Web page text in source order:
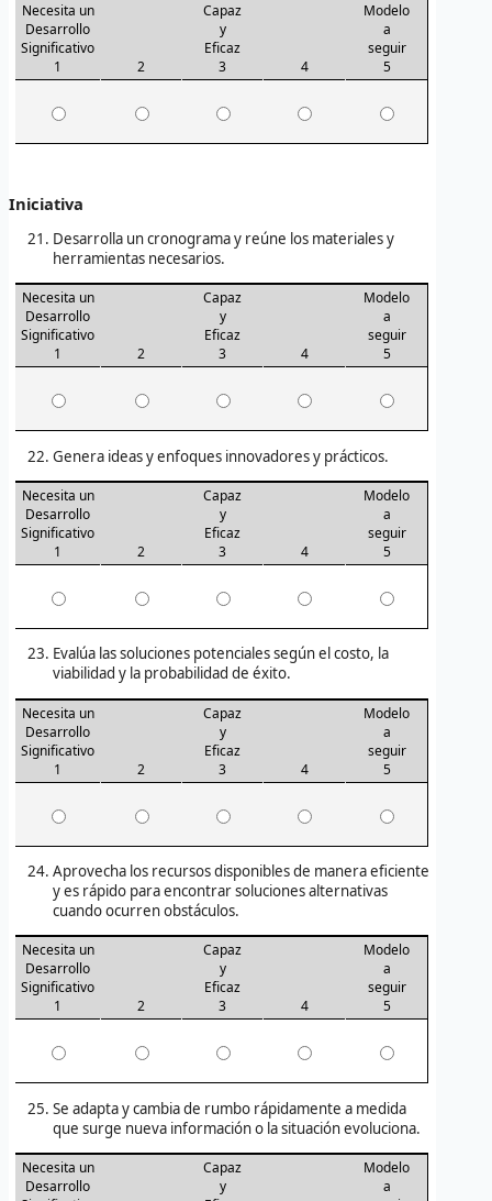
Necesita un
Desarrollo
Significativo
1
2
Capaz
y
Eficaz
3
4
Modelo
a
seguir
5
Iniciativa
Desarrolla un cronograma y reúne los materiales y
herramientas necesarios.
Necesita un
Desarrollo
Significativo
1
2
Capaz
y
Eficaz
3
4
Modelo
a
seguir
5
Genera ideas y enfoques innovadores y prácticos.
Necesita un
Desarrollo
Significativo
1
2
Capaz
y
Eficaz
3
4
Modelo
a
seguir
5
Evalúa las soluciones potenciales según el costo, la
viabilidad y la probabilidad de éxito.
Necesita un
Desarrollo
Significativo
1
2
Capaz
y
Eficaz
3
4
Modelo
a
seguir
5
Aprovecha los recursos disponibles de manera eficiente
y es rápido para encontrar soluciones alternativas
cuando ocurren obstáculos.
Necesita un
Desarrollo
Significativo
1
2
Capaz
y
Eficaz
3
4
Modelo
a
seguir
5
Se adapta y cambia de rumbo rápidamente a medida
que surge nueva información o la situación evoluciona.
Necesita un
Desarrollo
Capaz
y
Modelo
a